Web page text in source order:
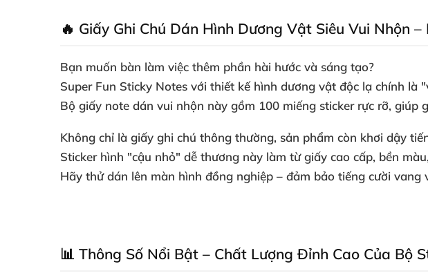
🔥 Giấy Ghi Chú Dán Hình Dương Vật Siêu Vui Nhộn
Bạn muốn bàn làm việc thêm phần hài hước và sáng tạo?
Super Fun Sticky Notes với thiết kế hình dương vật độc lạ chính là
Bộ giấy note dán vui nhộn này gồm 100 miếng sticker rực rỡ,
Không chỉ là giấy ghi chú thông thường, sản phẩm còn khơi dậy
Sticker hình "cậu nhỏ" dễ thương này làm từ giấy cao cấp, bền
Hãy thử dán lên màn hình đồng nghiệp – đảm bảo tiếng cười vang
📊 Thông Số Nổi Bật – Chất Lượng Đỉnh Cao Của Bộ